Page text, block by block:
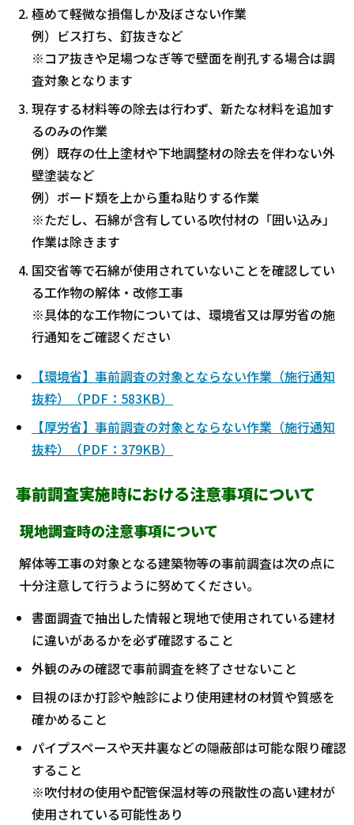
極めて軽微な損傷しか及ぼさない作業
例）ビス打ち、釘抜きなど
※コア抜きや足場つなぎ等で壁面を削孔する場合は調
査対象となります
現存する材料等の除去は行わず、新たな材料を追加す
るのみの作業
例）既存の仕上塗材や下地調整材の除去を伴わない外
壁塗装など
例）ボード類を上から重ね貼りする作業
※ただし、石綿が含有している吹付材の「囲い込み」
作業は除きます
国交省等で石綿が使用されていないことを確認してい
る工作物の解体・改修工事
※具体的な工作物については、環境省又は厚労省の施
行通知をご確認ください
【環境省】事前調査の対象とならない作業（施行通知
抜粋）（PDF：583KB）
【厚労省】事前調査の対象とならない作業（施行通知
抜粋）（PDF：379KB）
事前調査実施時における注意事項について
現地調査時の注意事項について
解体等工事の対象となる建築物等の事前調査は次の点に
十分注意して行うように努めてください。
書面調査で抽出した情報と現地で使用されている建材
に違いがあるかを必ず確認すること
外観のみの確認で事前調査を終了させないこと
目視のほか打診や触診により使用建材の材質や質感を
確かめること
パイプスペースや天井裏などの隠蔽部は可能な限り確認
すること
※吹付材の使用や配管保温材等の飛散性の高い建材が
使用されている可能性あり